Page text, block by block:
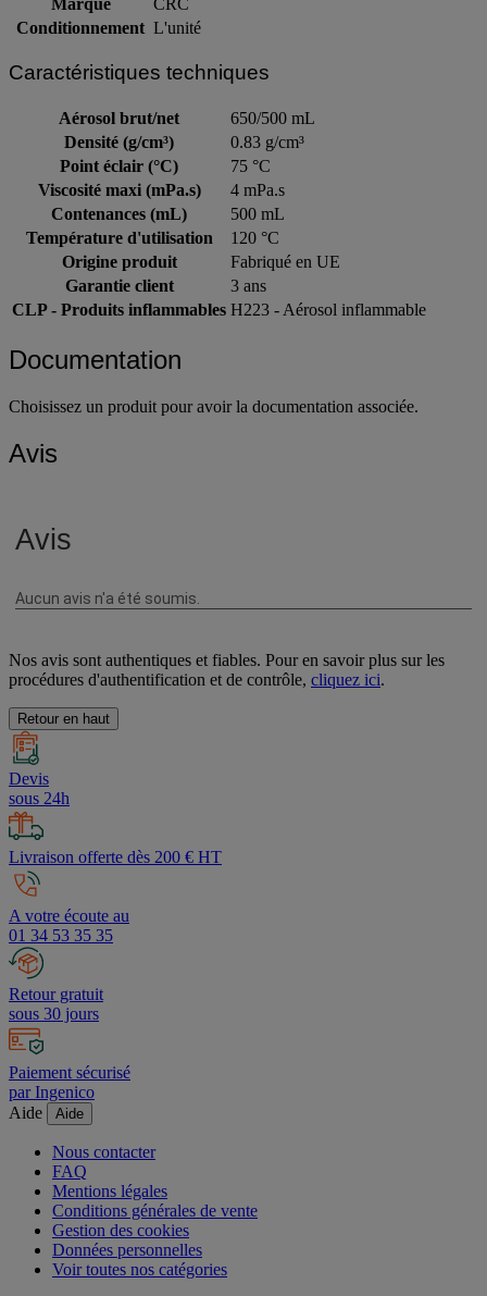
Conditionnement L'unité
Caractéristiques techniques
Aérosol brut/net
650/500 mL
Densité (g/cm³)
0.83 g/cm³
Point éclair (°C)
75 °C
Viscosité maxi (mPa.s)
4 mPa.s
Contenances (mL)
500 mL
Température d'utilisation
120 °C
Origine produit
Fabriqué en UE
Garantie client
3 ans
CLP - Produits inflammables H223 - Aérosol inflammable
Documentation
Choisissez un produit pour avoir la documentation associée.
Avis
Nos avis sont authentiques et fiables. Pour en savoir plus sur les
procédures d'authentification et de contrôle, cliquez ici.
Retour en haut
Devis
sous 24h
Livraison offerte dès 200 € HT
A votre écoute au
01 34 53 35 35
Retour gratuit
sous 30 jours
Paiement sécurisé
par Ingenico
Aide
Aide
Nous contacter
FAQ
Mentions légales
Conditions générales de vente
Gestion des cookies
Données personnelles
Voir toutes nos catégories